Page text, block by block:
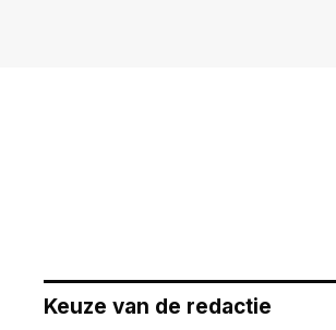
Keuze van de redactie